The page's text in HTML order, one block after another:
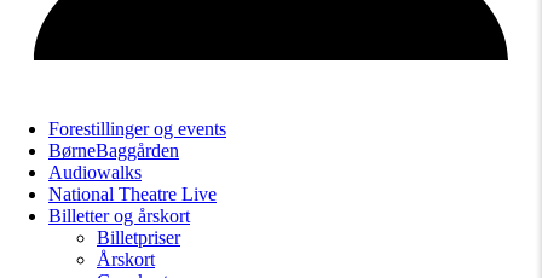
Forestillinger og events
BørneBaggården
Audiowalks
National Theatre Live
Billetter og årskort
Billetpriser
Årskort